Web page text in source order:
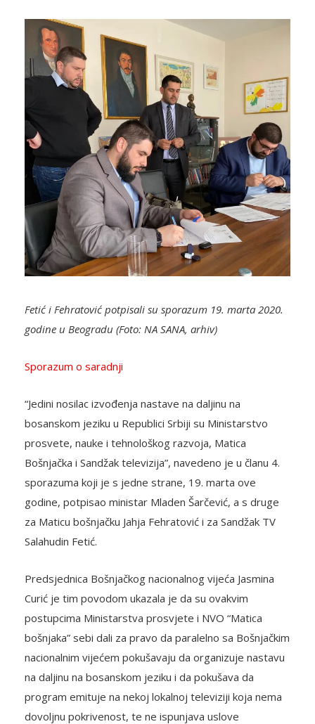
Fetić i Fehratović potpisali su sporazum 19. marta 2020.
godine u Beogradu (Foto: NA SANA, arhiv)
Sporazum o saradnji
“Jedini nosilac izvođenja nastave na daljinu na
bosanskom jeziku u Republici Srbiji su Ministarstvo
prosvete, nauke i tehnološkog razvoja, Matica
Bošnjačka i Sandžak televizija”, navedeno je u članu 4.
sporazuma koji je s jedne strane, 19. marta ove
godine, potpisao ministar Mladen Šarčević, a s druge
za Maticu bošnjačku Jahja Fehratović i za Sandžak TV
Salahudin Fetić.
Predsjednica Bošnjačkog nacionalnog vijeća Jasmina
Curić je tim povodom ukazala je da su ovakvim
postupcima Ministarstva prosvjete i NVO “Matica
bošnjaka” sebi dali za pravo da paralelno sa Bošnjačkim
nacionalnim vijećem pokušavaju da organizuje nastavu
na daljinu na bosanskom jeziku i da pokušava da
program emituje na nekoj lokalnoj televiziji koja nema
dovoljnu pokrivenost, te ne ispunjava uslove